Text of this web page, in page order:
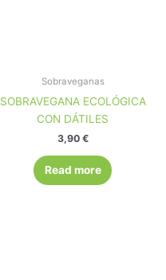
Sobraveganas
SOBRAVEGANA ECOLÓGICA
CON DÁTILES
3,90 €
Read more